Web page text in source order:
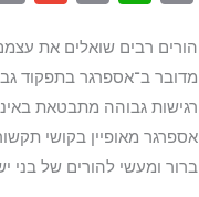
a
l
a
t
s
i
n
t
a
i
l
הורים רבים שואלים את
מדובר ב־אספרגר בתפקוד
רגישות גבוהה מתבטאת
אספרגר מאופיין בקושי
ברור ומעשי להורים של בני